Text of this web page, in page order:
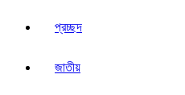
প্রচ্ছদ
জাতীয়